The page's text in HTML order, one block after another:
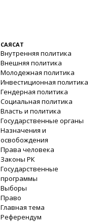
САЯСАТ
Внутренняя политика
Внешняя политика
Молодежная политика
Инвестиционная политика
Гендерная политика
Социальная политика
Власть и политика
Государственные органы
Назначения и
освобождения
Права человека
Законы РК
Государственные
программы
Выборы
Право
Главная тема
Референдум